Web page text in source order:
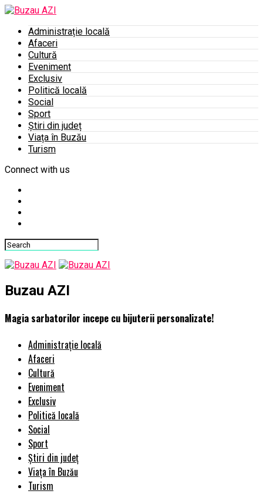
Administrație locală
Afaceri
Cultură
Eveniment
Exclusiv
Politică locală
Social
Sport
Știri din județ
Viața în Buzău
Turism
Connect with us
Buzau AZI
Magia sarbatorilor incepe cu bijuterii personalizate!
Administrație locală
Afaceri
Cultură
Eveniment
Exclusiv
Politică locală
Social
Sport
Știri din județ
Viața în Buzău
Turism